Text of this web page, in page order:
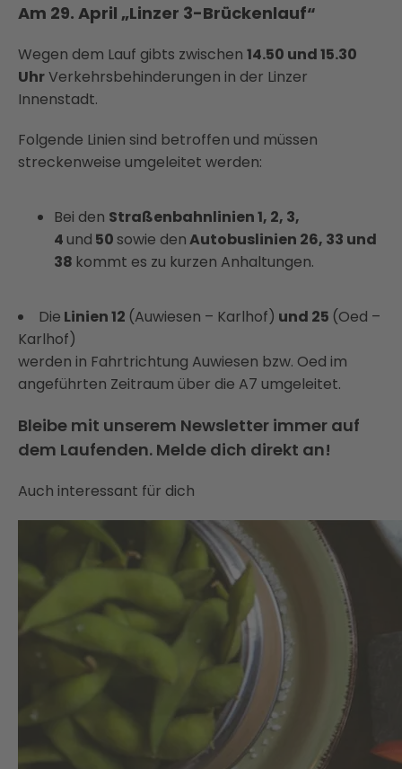
Am 29. April „Linzer 3-Brückenlauf“
Wegen dem Lauf gibts zwischen 14.50 und 15.30
UhrVerkehrsbehinderungen in der Linzer
Innenstadt.
Folgende Linien sind betroffen und müssen
streckenweise umgeleitet werden:
Bei den Straßenbahnlinien1, 2, 3,
4und 50sowie denAutobuslinien 26, 33 und
38 kommt es zu kurzen Anhaltungen.
Die Linien 12 (Auwiesen – Karlhof) und 25 (Oed –
Karlhof)
werden in Fahrtrichtung Auwiesen bzw. Oed im
angeführten Zeitraum über die A7 umgeleitet.
Bleibe mit unserem Newsletter immer auf
dem Laufenden. Melde dich direkt an!
Auch interessant für dich